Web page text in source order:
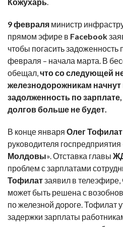
9 февраля министр
прямом эфире в Facebook
чтобы погасить задоженность
февраля – начала марта. В
обещал что со следующей
железнодорожникам
задолженность по зарплате,
долгов больше не будет.
В конце января Олег Тофилат
руководителя госпредприятия
Молдовы». Отставка главы
проблем с зарплатами
Тофилатзаявил в телеэфире,
может быть решена с
по железной дороге. Тофилат
задержки зарплаты